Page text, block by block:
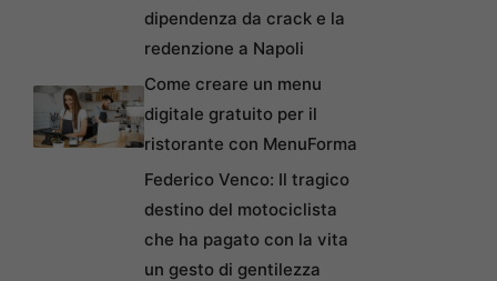
dipendenza da crack e la
redenzione a Napoli
Come creare un menu
digitale gratuito per il
ristorante con MenuForma
Federico Venco: Il tragico
destino del motociclista
che ha pagato con la vita
un gesto di gentilezza